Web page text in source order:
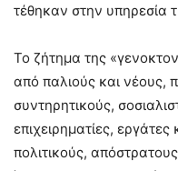
τέθηκαν στην υπηρεσία
Το ζήτημα της
από παλιούς και νέους,
συντηρητικούς,
επιχειρηματίες,
πολιτικούς,